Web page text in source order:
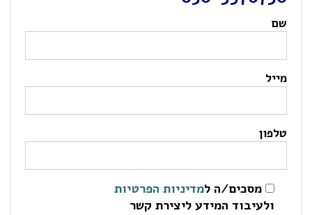
שם
מייל
טלפון
מסכים/ה למדיניות הפרטיות
ולעיבוד המידע ליצירת קשר